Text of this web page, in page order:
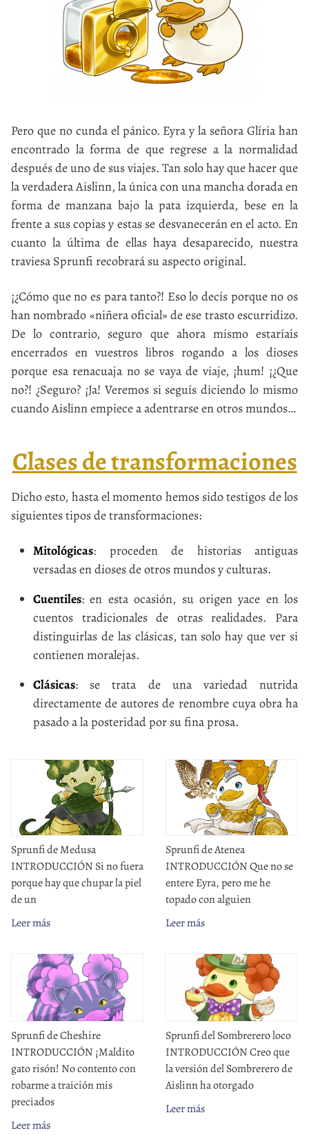
Pero que no cunda el pánico. Eyra y la señora Glíria han
encontrado la forma de que regrese a la normalidad
después de uno de sus viajes. Tan solo hay que hacer que
la verdadera Aislinn, la única con una mancha dorada en
forma de manzana bajo la pata izquierda, bese en la
frente a sus copias y estas se desvanecerán en el acto. En
cuanto la última de ellas haya desaparecido, nuestra
traviesa Sprunfi recobrará su aspecto original.
¡¿Cómo que no es para tanto?! Eso lo decís porque no os
han nombrado «niñera oficial» de ese trasto escurridizo.
De lo contrario, seguro que ahora mismo estaríais
encerrados en vuestros libros rogando a los dioses
porque esa renacuaja no se vaya de viaje, ¡hum! ¡¿Que
no?! ¿Seguro? ¡Ja! Veremos si seguís diciendo lo mismo
cuando Aislinn empiece a adentrarse en otros mundos…
Clases de transformaciones
Dicho esto, hasta el momento hemos sido testigos de los
siguientes tipos de transformaciones:
Mitológicas: proceden de historias antiguas
versadas en dioses de otros mundos y culturas.
Cuentiles: en esta ocasión, su origen yace en los
cuentos tradicionales de otras realidades. Para
distinguirlas de las clásicas, tan solo hay que ver si
contienen moralejas.
Clásicas: se trata de una variedad nutrida
directamente de autores de renombre cuya obra ha
pasado a la posteridad por su fina prosa.
Sprunfi de Medusa
INTRODUCCIÓN Si no fuera
porque hay que chupar la piel
de un
Leer más
Sprunfi de Atenea
INTRODUCCIÓN Que no se
entere Eyra, pero me he
topado con alguien
Leer más
Sprunfi de Cheshire
INTRODUCCIÓN ¡Maldito
gato risón! No contento con
robarme a traición mis
preciados
Leer más
Sprunfi del Sombrerero loco
INTRODUCCIÓN Creo que
la versión del Sombrerero de
Aislinn ha otorgado
Leer más